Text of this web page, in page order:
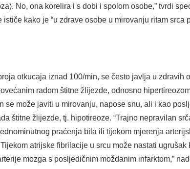
No, ona korelira i s dobi i spolom osobe,” tvrdi
ističe kako je “u zdrave osobe u mirovanju ritam
otkucaja iznad 100/min, se često javlja u zdravih
radom štitne žlijezde, odnosno
se može javiti u mirovanju, napose snu, ali i kao
štitne žlijezde, tj. hipotireoze. “Trajno nepravilan
praćenja bila ili tijekom mjerenja
atrijske fibrilacije u srcu može nastati
mozga s posljedičnim moždanim infarktom,”